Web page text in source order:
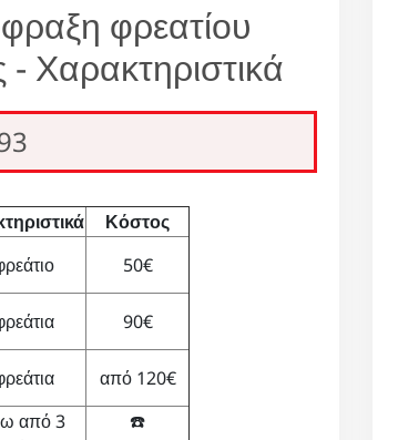
φρεατίου
Χαρακτηριστικά
Κόστος
50€
90€
από 120€
από 3
☎️